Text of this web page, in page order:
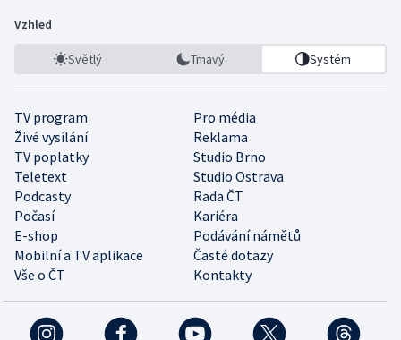
Vzhled
Světlý Tmavý Systém
TV program
Pro média
Živé vysílání
Reklama
TV poplatky
Studio Brno
Teletext
Studio Ostrava
Podcasty
Rada ČT
Počasí
Kariéra
E-shop
Podávání námětů
Mobilní a TV aplikace
Časté dotazy
Vše o ČT
Kontakty